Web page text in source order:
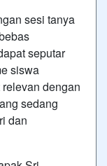
sesi tanya
seputar
siswa
dengan
sedang
dan